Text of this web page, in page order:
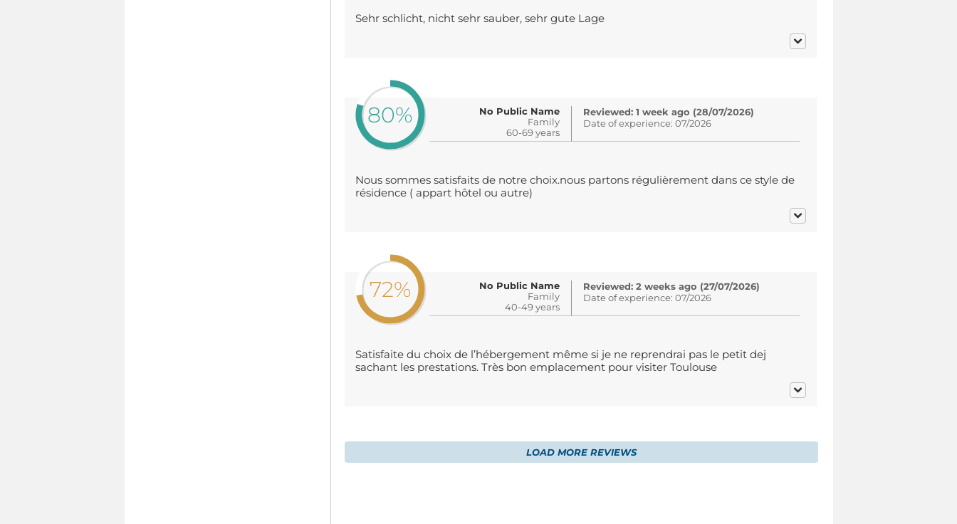
Sehr schlicht, nicht sehr sauber, sehr gute Lage
80%
No Public Name
Family
60-69 years
Reviewed: 1 week ago (28/07/2026)
Date of experience: 07/2026
Nous sommes satisfaits de notre choix.nous partons régulièrement dans ce style de
résidence ( appart hôtel ou autre)
72%
No Public Name
Family
40-49 years
Reviewed: 2 weeks ago (27/07/2026)
Date of experience: 07/2026
Satisfaite du choix de l’hébergement même si je ne reprendrai pas le petit dej
sachant les prestations. Très bon emplacement pour visiter Toulouse
LOAD MORE REVIEWS